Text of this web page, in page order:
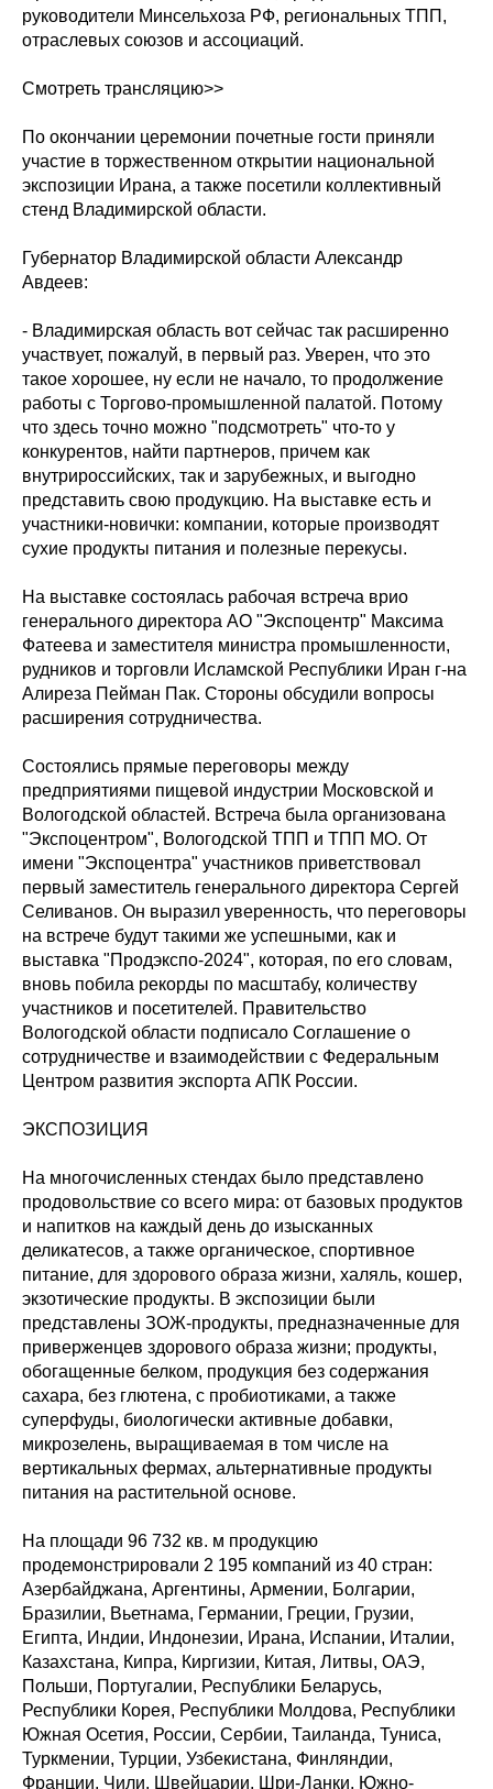
руководители Минсельхоза РФ, региональных ТПП,
отраслевых союзов и ассоциаций.
Смотреть трансляцию>>
По окончании церемонии почетные гости приняли
участие в торжественном открытии национальной
экспозиции Ирана, а также посетили коллективный
стенд Владимирской области.
Губернатор Владимирской области Александр
Авдеев:
- Владимирская область вот сейчас так расширенно
участвует, пожалуй, в первый раз. Уверен, что это
такое хорошее, ну если не начало, то продолжение
работы с Торгово-промышленной палатой. Потому
что здесь точно можно "подсмотреть" что-то у
конкурентов, найти партнеров, причем как
внутрироссийских, так и зарубежных, и выгодно
представить свою продукцию. На выставке есть и
участники-новички: компании, которые производят
сухие продукты питания и полезные перекусы.
На выставке состоялась рабочая встреча врио
генерального директора АО "Экспоцентр" Максима
Фатеева и заместителя министра промышленности,
рудников и торговли Исламской Республики Иран г-на
Алиреза Пейман Пак. Стороны обсудили вопросы
расширения сотрудничества.
Состоялись прямые переговоры между
предприятиями пищевой индустрии Московской и
Вологодской областей. Встреча была организована
"Экспоцентром", Вологодской ТПП и ТПП МО. От
имени "Экспоцентра" участников приветствовал
первый заместитель генерального директора Сергей
Селиванов. Он выразил уверенность, что переговоры
на встрече будут такими же успешными, как и
выставка "Продэкспо-2024", которая, по его словам,
вновь побила рекорды по масштабу, количеству
участников и посетителей. Правительство
Вологодской области подписало Соглашение о
сотрудничестве и взаимодействии с Федеральным
Центром развития экспорта АПК России.
ЭКСПОЗИЦИЯ
На многочисленных стендах было представлено
продовольствие со всего мира: от базовых продуктов
и напитков на каждый день до изысканных
деликатесов, а также органическое, спортивное
питание, для здорового образа жизни, халяль, кошер,
экзотические продукты. В экспозиции были
представлены ЗОЖ-продукты, предназначенные для
приверженцев здорового образа жизни; продукты,
обогащенные белком, продукция без содержания
сахара, без глютена, с пробиотиками, а также
суперфуды, биологически активные добавки,
микрозелень, выращиваемая в том числе на
вертикальных фермах, альтернативные продукты
питания на растительной основе.
На площади 96 732 кв. м продукцию
продемонстрировали 2 195 компаний из 40 стран:
Азербайджана, Аргентины, Армении, Болгарии,
Бразилии, Вьетнама, Германии, Греции, Грузии,
Египта, Индии, Индонезии, Ирана, Испании, Италии,
Казахстана, Кипра, Киргизии, Китая, Литвы, ОАЭ,
Польши, Португалии, Республики Беларусь,
Республики Корея, Республики Молдова, Республики
Южная Осетия, России, Сербии, Таиланда, Туниса,
Туркмении, Турции, Узбекистана, Финляндии,
Франции, Чили, Швейцарии, Шри-Ланки, Южно-